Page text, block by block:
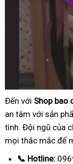
Đến với Shop bao
an tâm với sản
tình. Đội ngũ của
mọi thắc mắc để
📞 Hotline: